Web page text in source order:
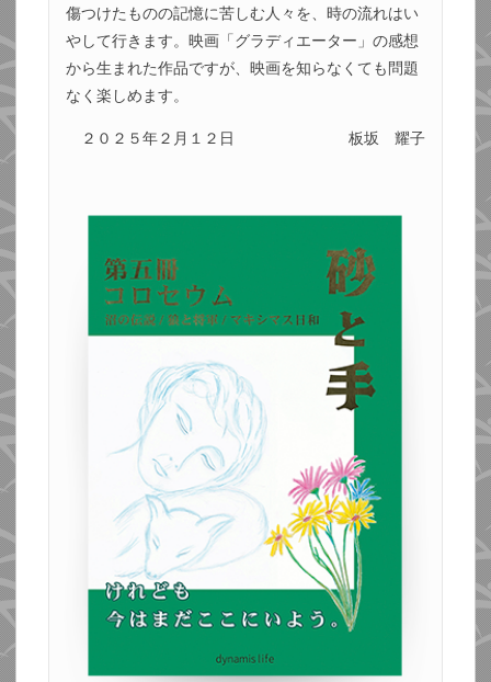
傷つけたものの記憶に苦しむ人々を、時の流れはい
やして行きます。映画「グラディエーター」の感想
から生まれた作品ですが、映画を知らなくても問題
なく楽しめます。
２０２５年２月１２日 板坂 耀子